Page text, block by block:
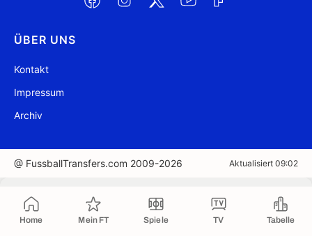
Home Mein FT Spiele TV Tabelle
ÜBER UNS
Kontakt
Impressum
Archiv
@ FussballTransfers.com 2009-2026 Aktualisiert 09:02